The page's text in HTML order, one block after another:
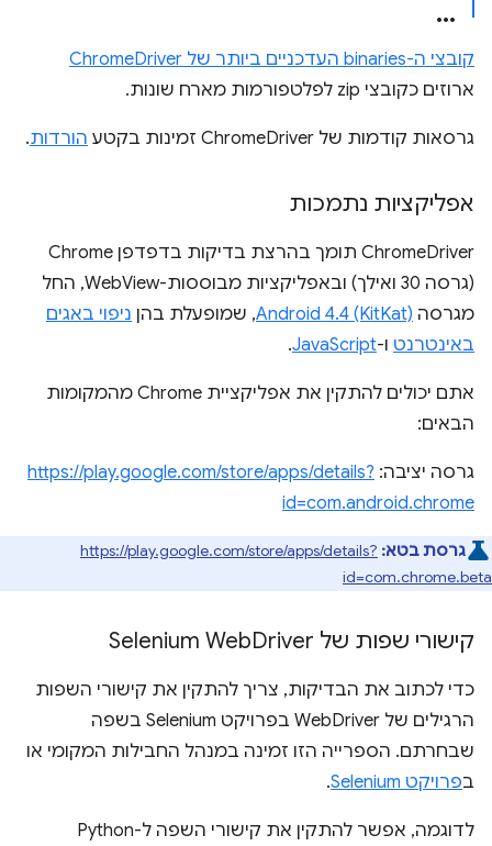
קובצי ה-binaries העדכניים ביותר של ChromeDriver
ארוזים כקובצי zip לפלטפורמות מארח שונות.
גרסאות קודמות של ChromeDriver זמינות בקטע הורדות.
אפליקציות נתמכות
‏ChromeDriver תומך בהרצת בדיקות בדפדפן Chrome
(גרסה 30 ואילך) ובאפליקציות מבוססות-WebView, החל
מגרסה Android 4.4 (KitKat), שמופעלת בהן ניפוי באגים
באינטרנט ו-JavaScript
.
אתם יכולים להתקין את אפליקציית Chrome מהמקומות
הבאים:
גרסה יציבה: https://play.google.com/store/apps/details?
id=com.android.chrome
גרסת בטא: https://play.google.com/store/apps/details?
id=com.chrome.beta
קישורי שפות של Selenium Web Driver
כדי לכתוב את הבדיקות, צריך להתקין את קישורי השפות
הרגילים של WebDriver בפרויקט Selenium בשפה
שבחרתם. הספרייה הזו זמינה במנהל החבילות המקומי או
בפרויקט Selenium .
לדוגמה, אפשר להתקין את קישורי השפה ל-Python